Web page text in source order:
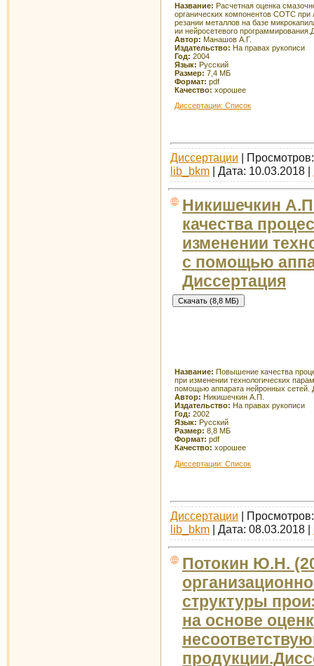
Название: Расчетная оценка
органических компонентов СОТС при
резании металлов на базе
ии нейросетевого
Автор: Манашов А.Г.
Издательство: На правах рукописи
Год: 2004
Язык: Русский
Размер: 7,4 МБ
Формат: pdf
Качество: хорошее
Диссертации: Список
Диссертации |
lib_bkm | Дата: 10.03.2018 |
Никишечкин
качества
изменении
с помощью
Диссертация
Название: Повышение качества
при изменении технологических
помощью аппарата нейронных сетей.
Автор: Никишечкин А.П.
Издательство: На правах рукописи
Год: 2002
Язык: Русский
Размер: 8,8 МБ
Формат: pdf
Качество: хорошее
Диссертации: Список
Диссертации |
lib_bkm | Дата: 08.03.2018 |
Потокин Ю.Н.
структуры
на основе